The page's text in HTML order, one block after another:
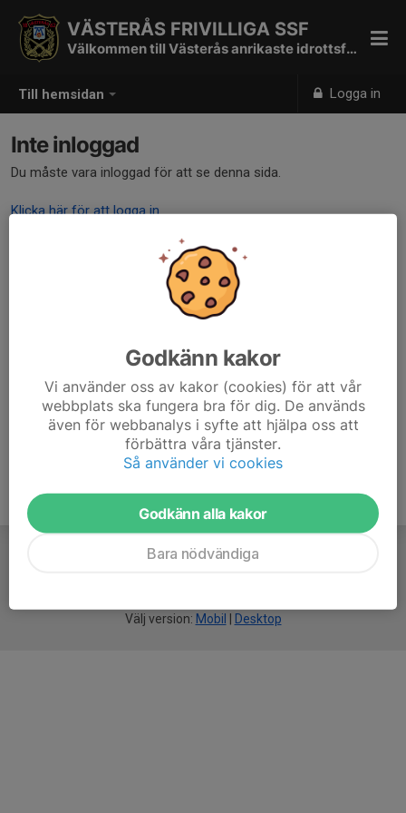
Till hemsidan Logga in
VÄSTERÅS FRIVILLIGA SSF
Välkommen till Västerås anrikaste idrottsförening
Inte inloggad
Du måste vara inloggad för att se denna sida.
Klicka här för att logga in
Välj version: Mobil Desktop
Godkänn kakor
Vi använder oss av kakor (cookies) för att vår
webbplats ska fungera bra för dig. De används
även för webbanalys i syfte att hjälpa oss att
förbättra våra tjänster.
Så använder vi cookies
Godkänn alla kakor
Bara nödvändiga